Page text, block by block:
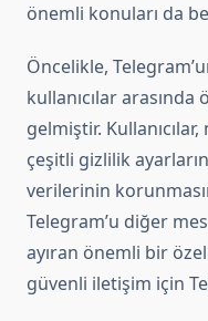
önemli konuları da
Öncelikle,
kullanıcılar
gelmiştir.
çeşitli gizlilik
verilerinin
Telegram’u diğer
ayıran önemli bir
güvenli iletişim için